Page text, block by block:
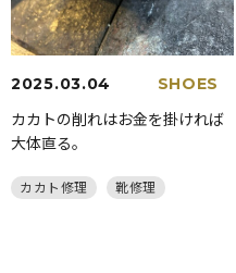
2025.03.04 SHOES
カカトの削れはお金を掛ければ
大体直る。
カカト修理 靴修理